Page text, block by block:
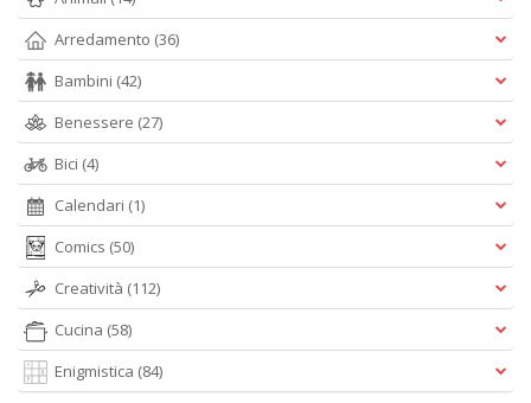
Arredamento (36)
Bambini (42)
Benessere (27)
Bici (4)
Calendari (1)
Comics (50)
Creatività (112)
Cucina (58)
Enigmistica (84)